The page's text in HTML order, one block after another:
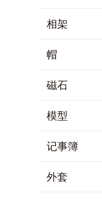
相架
帽
磁石
模型
记事簿
外套